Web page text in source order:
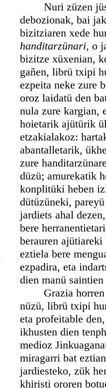
Nuri züzen
debozionak, bai
bizitziaren xede
handitarzünari, o
bizitze xüxenian,
gañen, librü txipi
ezpeita neke zure
oroz laidatü den
nula zure kargian,
hoietarik ajütürik
etzakialakoz:
abantalletarik,
zure
düzü; amurekatik
konplitüki heben
dütüzüneki,
jardiets ahal
bere
berauren
eztiela bere
ezpadira, eta
dien manü
Grazia horren
nüzü, librü txipi
eta profeitable
ikhusten dien
medioz
miragarri bat
jardiesteko, zük
khiristi ororen